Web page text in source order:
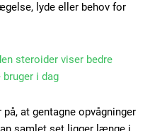
lyde eller behov for
steroider viser bedre
i dag
at gentagne opvågninger